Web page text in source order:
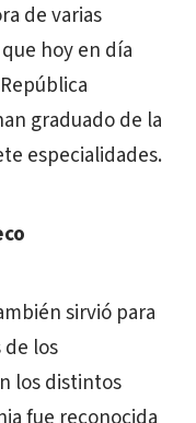
de varias
hoy en día
graduado de la
especialidades.
sirvió para
los
los distintos